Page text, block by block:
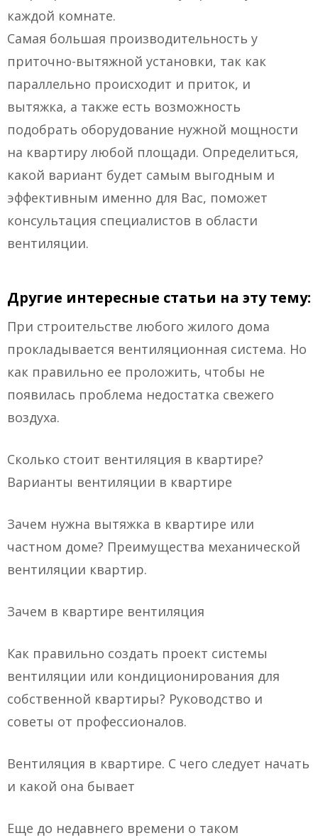
каждой комнате.
Самая большая производительность у
приточно-вытяжной установки, так как
параллельно происходит и приток, и
вытяжка, а также есть возможность
подобрать оборудование нужной мощности
на квартиру любой площади. Определиться,
какой вариант будет самым выгодным и
эффективным именно для Вас, поможет
консультация специалистов в области
вентиляции.
Другие интересные статьи на эту тему:
При строительстве любого жилого дома
прокладывается вентиляционная система. Но
как правильно ее проложить, чтобы не
появилась проблема недостатка свежего
воздуха.
Сколько стоит вентиляция в квартире?
Варианты вентиляции в квартире
Зачем нужна вытяжка в квартире или
частном доме? Преимущества механической
вентиляции квартир.
Зачем в квартире вентиляция
Как правильно создать проект системы
вентиляции или кондиционирования для
собственной квартиры? Руководство и
советы от профессионалов.
Вентиляция в квартире. С чего следует начать
и какой она бывает
Еще до недавнего времени о таком